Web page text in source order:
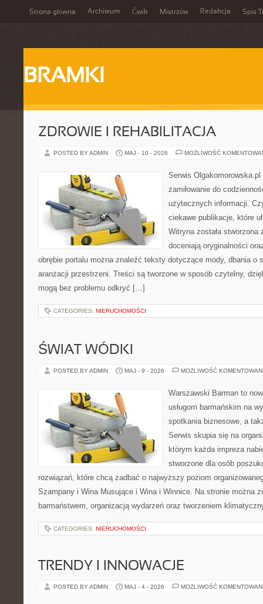
Strona główna Archiwum Ćwik Mistrzów Redakcja Spis
BRAMKI
ZDROWIE I REHABILITACJA
POSTED BY ADMIN MAJ - 10 - 2026 MOŻLIWOŚĆ
Serwis
zamiłowanie do
użytecznych informacji.
ciekawe publikacje, które
Witryna została
doceniają oryginalności
obrębie portalu można znaleźć teksty dotyczące mody, dbania o
aranżacji przestrzeni. Treści są tworzone w sposób czytelny,
mogą bez problemu odkryć […]
CATEGORIES: NIERUCHOMOŚCI
ŚWIAT WÓDKI
POSTED BY ADMIN MAJ - 9 - 2026 MOŻLIWOŚĆ
Warszawski Barman to
usługom barmańskim na
spotkania biznesowe, a
Serwis skupia się na
którym każda impreza
stworzone dla osób
rozwiązań, które chcą zadbać o najwyższy poziom
Szampany i Wina Musujące i Wina i Winnice. Na stronie można
barmaństwem, organizacją wydarzeń oraz tworzeniem
CATEGORIES: NIERUCHOMOŚCI
TRENDY I INNOWACJE
POSTED BY ADMIN MAJ - 4 - 2026 MOŻLIWOŚĆ